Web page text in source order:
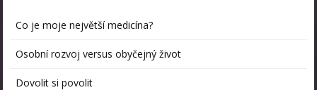
Co je moje největší medicína?
Osobní rozvoj versus obyčejný život
Dovolit si povolit